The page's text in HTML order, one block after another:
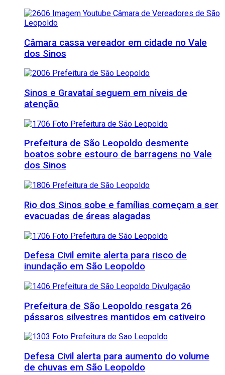
Câmara cassa vereador em cidade no Vale
dos Sinos
Sinos e Gravataí seguem em níveis de
atenção
Prefeitura de São Leopoldo desmente
boatos sobre estouro de barragens no Vale
dos Sinos
Rio dos Sinos sobe e famílias começam a ser
evacuadas de áreas alagadas
Defesa Civil emite alerta para risco de
inundação em São Leopoldo
Prefeitura de São Leopoldo resgata 26
pássaros silvestres mantidos em cativeiro
Defesa Civil alerta para aumento do volume
de chuvas em São Leopoldo